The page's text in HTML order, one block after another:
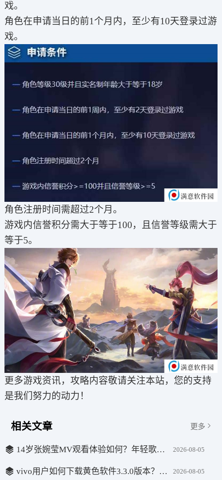
戏。
角色在申请当日的前1个月内，至少有10天登录过游
戏。
角色注册时间需超过2个月。
游戏内信誉积分需大于等于100，且信誉等级需大于
等于5。
更多游戏资讯，攻略内容敬请关注本站，您的支持
是我们努力的动力！
相关文章 更多
14岁张婉莹MV观看体验如何？年轻歌手凭借才华突破自我，未来可期 2026-08-05
vivo用户如何下载黄色软件3.3.0版本？体验与安全性一站了解 2026-08-05